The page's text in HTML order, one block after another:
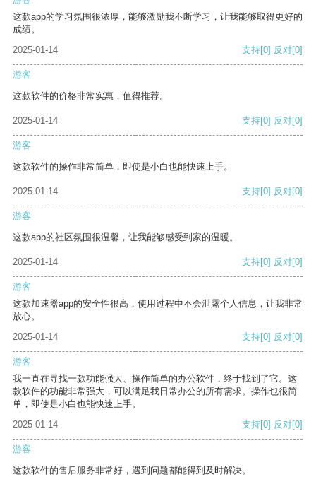
这款app的学习氛围很浓厚，能够激励我不断学习，让我能够取得更好的
成绩。
2025-01-14
支持[0] 反对[0]
游客
这款软件的价格非常实惠，值得推荐。
2025-01-14 支持[0] 反对[0]
游客
这款软件的操作非常简单，即使是小白也能快速上手。
2025-01-14 支持[0] 反对[0]
游客
这款app的社区氛围很温馨，让我能够感受到家的温暖。
2025-01-14 支持[0] 反对[0]
游客
这款加速器app的安全性很高，使用过程中不会泄露个人信息，让我非常
放心。
2025-01-14
支持[0] 反对[0]
游客
我一直在寻找一款功能强大、操作简单的办公软件，终于找到了它。这
款软件的功能非常强大，可以满足我日常办公的所有需求。操作也很简
单，即使是小白也能快速上手。
2025-01-14
支持[0] 反对[0]
游客
这款软件的售后服务非常好，遇到问题都能得到及时解决。